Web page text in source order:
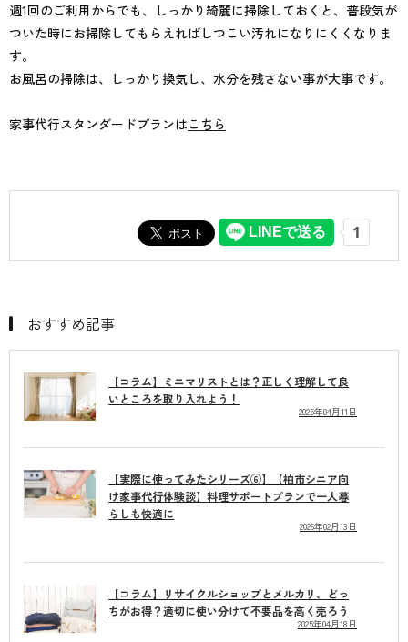
週1回のご利用からでも、しっかり綺麗に掃除しておくと、普段気が
ついた時にお掃除してもらえればしつこい汚れになりにくくなりま
す。
お風呂の掃除は、しっかり換気し、水分を残さない事が大事です。
家事代行スタンダードプランはこちら
おすすめ記事
【コラム】ミニマリストとは？正しく理解して良
いところを取り入れよう！
2025年04月11日
【実際に使ってみたシリーズ⑥】【柏市シニア向
け家事代行体験談】料理サポートプランで一人暮
らしも快適に
2026年02月13日
【コラム】リサイクルショップとメルカリ、どっ
ちがお得？適切に使い分けて不要品を高く売ろう
2025年04月18日